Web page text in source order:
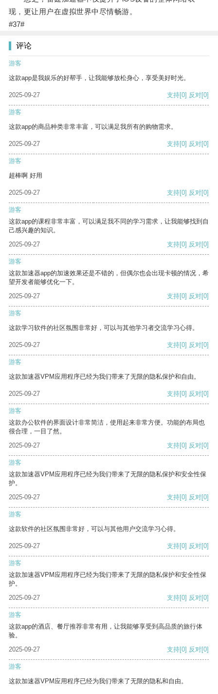
现，更让用户在虚拟世界中尽情畅游。
#37#
评论
游客
这款app是我娱乐的好帮手，让我能够放松身心，享受美好时光。
2025-09-27 支持[0] 反对[0]
游客
这款app的商品种类非常丰富，可以满足我所有的购物需求。
2025-09-27 支持[0] 反对[0]
游客
超棒啊 好用
2025-09-27 支持[0] 反对[0]
游客
这款app的课程非常丰富，可以满足我不同的学习需求，让我能够找到自
己感兴趣的知识。
2025-09-27
支持[0] 反对[0]
游客
这款加速器app的加速效果还是不错的，但偶尔也会出现卡顿的情况，希
望开发者能够优化一下。
2025-09-27
支持[0] 反对[0]
游客
这款学习软件的社区氛围非常好，可以与其他学习者交流学习心得。
2025-09-27 支持[0] 反对[0]
游客
这款加速器VPM应用程序已经为我们带来了无限的隐私保护和自由。
2025-09-27 支持[0] 反对[0]
游客
这款办公软件的界面设计非常简洁，使用起来非常方便。功能的布局也
很合理，一目了然。
2025-09-27
支持[0] 反对[0]
游客
这款加速器VPM应用程序已经为我们带来了无限的隐私保护和安全性保
护。
2025-09-27
支持[0] 反对[0]
游客
这款软件的社区氛围非常好，可以与其他用户交流学习心得。
2025-09-27 支持[0] 反对[0]
游客
这款加速器VPM应用程序已经为我们带来了无限的隐私保护和安全性保
护。
2025-09-27
支持[0] 反对[0]
游客
这款app的酒店、餐厅推荐非常有用，让我能够享受到高品质的旅行体
验。
2025-09-27
支持[0] 反对[0]
游客
这款加速器VPM应用程序已经为我们带来了无限的隐私和自由。